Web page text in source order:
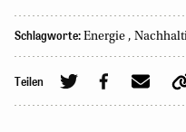
Schlagworte: Energie ,
Teilen